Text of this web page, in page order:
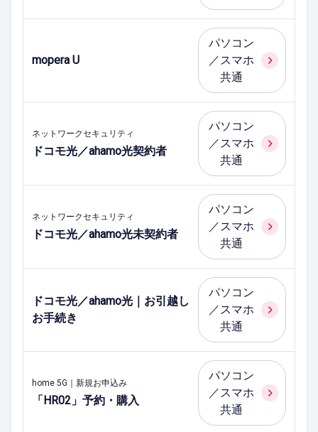
mopera U
パソコン
／スマホ
共通
ネットワークセキュリティ
ドコモ光／ahamo光契約者
パソコン
／スマホ
共通
ネットワークセキュリティ
ドコモ光／ahamo光未契約者
パソコン
／スマホ
共通
ドコモ光／ahamo光｜お引越し
お手続き
パソコン
／スマホ
共通
home 5G｜新規お申込み
「HR02」予約・購入
パソコン
／スマホ
共通